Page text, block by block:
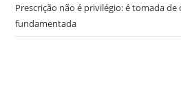
Prescrição não é privilégio: é tomada de
fundamentada